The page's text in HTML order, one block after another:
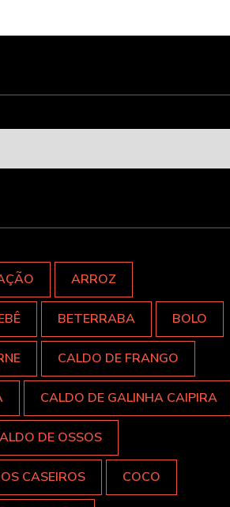
ARROZ
BETERRABA BOLO
CALDO DE FRANGO
CALDO DE GALINHA CAIPIRA
DE OSSOS
CASEIROS COCO